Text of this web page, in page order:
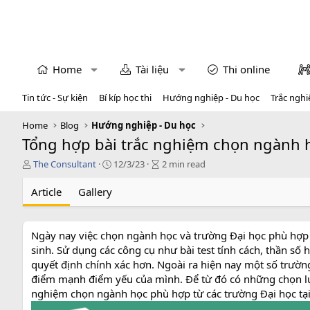
Home Tài liệu Thi online
Tin tức - Sự kiện Bí kíp học thi Hướng nghiệp - Du học Trắc
Home Blog Hướng nghiệp - Du học
Tổng hợp bài trắc nghiệm chọn
T
c
The Consultant
P
h
d
a
t
e
12/3/23
A
e
r
e
a
d
t
2 min read
Article Gallery
Ngày nay việc chọn ngành học và trường Đại học phù
sinh. Sử dụng các công cụ như bài test tính cách, thần
quyết định chính xác hơn. Ngoài ra hiện nay một số
điểm mạnh điểm yếu của mình. Để từ đó có những chọn
nghiệm chọn ngành học phù hợp từ các trường Đại học